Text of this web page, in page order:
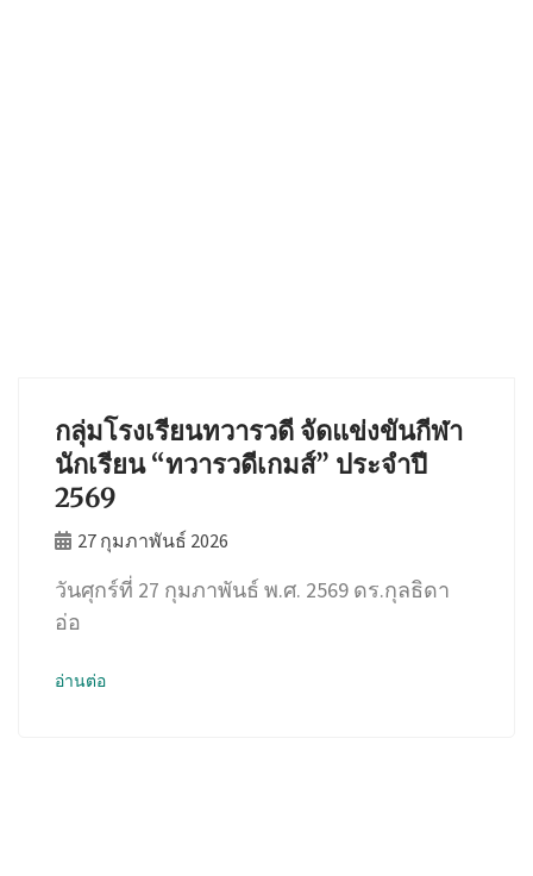
กลุ่มโรงเรียนทวารวดี จัดแข่งขันกีฬา
นักเรียน “ทวารวดีเกมส์” ประจำปี
2569
27 กุมภาพันธ์ 2026
วันศุกร์ที่ 27 กุมภาพันธ์ พ.ศ. 2569 ดร.กุลธิดา
อ่อ
อ่านต่อ